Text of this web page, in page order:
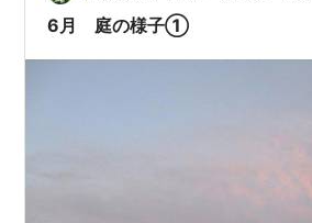
6月 庭の様子①